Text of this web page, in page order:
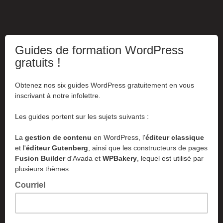
Guides de formation WordPress
gratuits !
Obtenez nos six guides WordPress gratuitement en vous
inscrivant à notre infolettre.
Les guides portent sur les sujets suivants :
La gestion de contenu en WordPress, l'éditeur classique
et l'éditeur Gutenberg , ainsi que les constructeurs de pages
Fusion Builderd'Avada et WPBakery , lequel est utilisé par
plusieurs thèmes.
Courriel